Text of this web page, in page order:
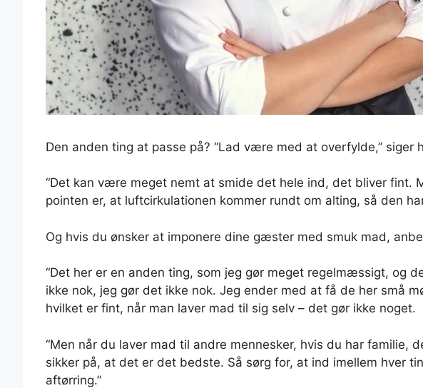
Den anden ting at passe på? “Lad være med at overfylde,” siger
“Det kan være meget nemt at smide det hele ind, det bliver fint.
pointen er, at luftcirkulationen kommer rundt om alting, så den
Og hvis du ønsker at imponere dine gæster med smuk mad,
“Det her er en anden ting, som jeg gør meget regelmæssigt, og
ikke nok, jeg gør det ikke nok. Jeg ender med at få de her små
hvilket er fint, når man laver mad til sig selv – det gør ikke noget.
“Men når du laver mad til andre mennesker, hvis du har familie,
sikker på, at det er det bedste. Så sørg for, at ind imellem hver
aftørring.”